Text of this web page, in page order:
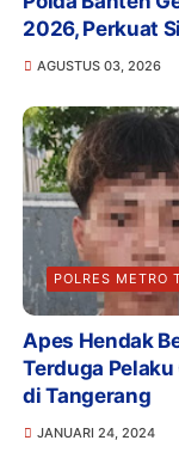
2026, Perkuat
AGUSTUS 03, 2026
POLRES METRO
Apes Hendak
Terduga
di Tangerang
JANUARI 24, 2024